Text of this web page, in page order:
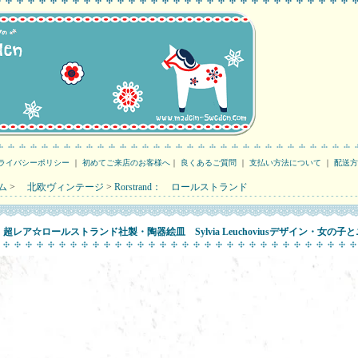
イバシーポリシー ｜ 初めてご来店のお客様へ ｜ 良くあるご質問 ｜ 支払い方法について ｜ 配送
> 北欧ヴィンテージ > Rorstrand： ロールストランド
超レア☆ロールストランド社製・陶器絵皿 Sylvia Leuchoviusデザイン・女の子